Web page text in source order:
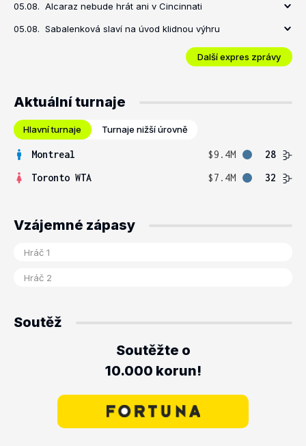
05.08. Alcaraz nebude hrát ani v Cincinnati
05.08. Sabalenková slaví na úvod klidnou výhru
Další expres zprávy
Aktuální turnaje
Hlavní turnaje Turnaje nižší úrovně
Montreal $9.4M
28
Toronto WTA
$7.4M 32
Vzájemné zápasy
Soutěž
Soutěžte o
10.000 korun!